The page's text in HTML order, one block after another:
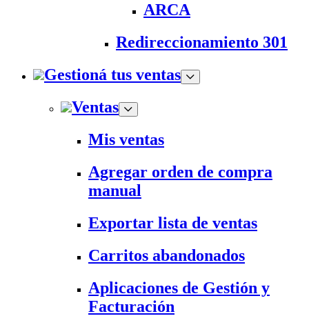
ARCA
Redireccionamiento 301
Gestioná tus ventas
Ventas
Mis ventas
Agregar orden de compra
manual
Exportar lista de ventas
Carritos abandonados
Aplicaciones de Gestión y
Facturación